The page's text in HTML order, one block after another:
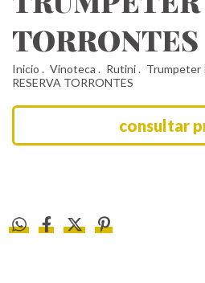
TORRONTES
Inicio . Vinoteca . Rutini. Trumpeter
RESERVA TORRONTES